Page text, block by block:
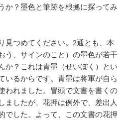
か？墨色と筆跡を根拠に探ってみ
見つめてください。2通とも、本
う、サインのこと）の墨色が若干
か？これは青墨（せいぼく）とい
いるからです。青墨は将軍が自ら
われました。冒頭で文書を書くの
ましたが、花押は例外で、差出人
でした。よって、この文書の花押